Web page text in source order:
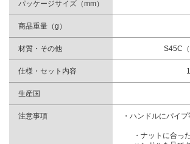
パッケージサイズ（mm）
商品重量（g）
材質・その他 S45C
仕様・セット内容
生産国
注意事項
・ハンドルにパイ
・ナットに合っ